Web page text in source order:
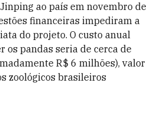
ao país em novembro de
financeiras impediram a
do projeto. O custo anual
os pandas seria de cerca de
R$ 6 milhões), valor
zoológicos brasileiros